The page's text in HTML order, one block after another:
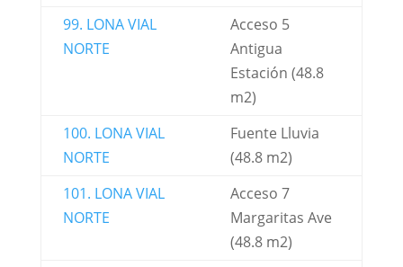
99. LONA VIAL
NORTE
Acceso 5
Antigua
Estación (48.8
m2)
100. LONA VIAL
NORTE
Fuente Lluvia
(48.8 m2)
101. LONA VIAL
NORTE
Acceso 7
Margaritas Ave
(48.8 m2)